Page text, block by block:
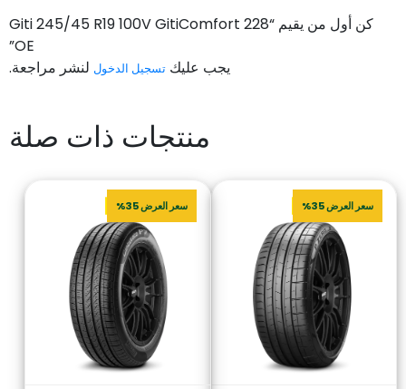
كن أول من يقيم “Giti 245/45 R19 100V GitiComfort 228
OE”
يجب عليك تسجيل الدخول لنشر مراجعة.
منتجات ذات صلة
سعر العرض 35% سعر العرض 35%